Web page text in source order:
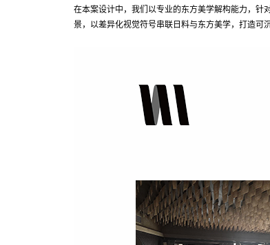
在本案设计中，我们以专业的东方美学解构能力，
景，以差异化视觉符号串联日料与东方美学，打造可